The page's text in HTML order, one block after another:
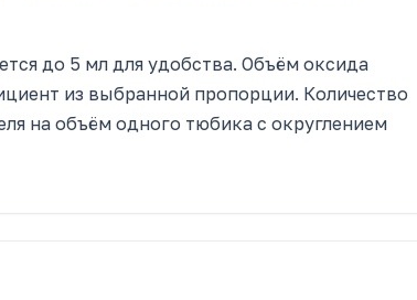
до 5 мл для удобства. Объём оксида
из выбранной пропорции. Количество
на объём одного тюбика с округлением